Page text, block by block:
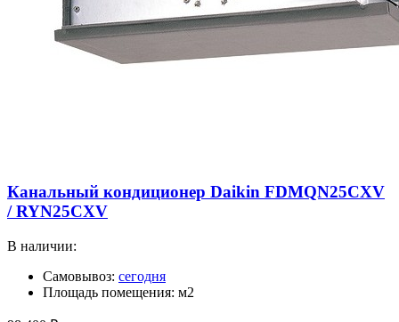
Канальный кондиционер Daikin FDMQN25CXV
/ RYN25CXV
В наличии:
Самовывоз: сегодня
Площадь помещения: м2